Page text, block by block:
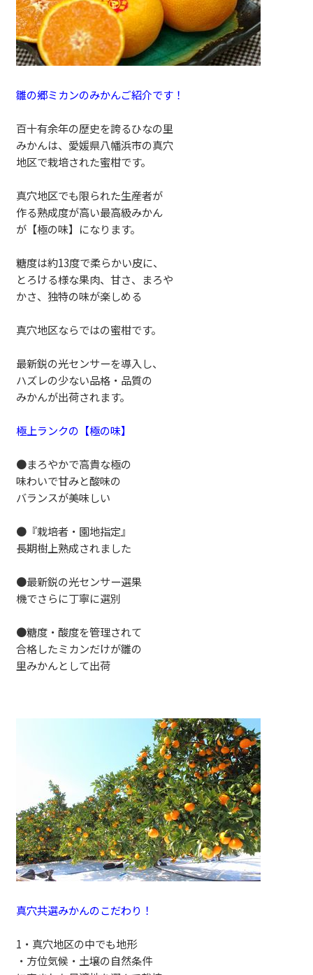
雛の郷ミカンのみかんご紹介です！
百十有余年の歴史を誇るひなの里
みかんは、愛媛県八幡浜市の真穴
地区で栽培された蜜柑です。
真穴地区でも限られた生産者が
作る熟成度が高い最高級みかん
が【極の味】になります。
糖度は約13度で柔らかい皮に、
とろける様な果肉、甘さ、まろや
かさ、独特の味が楽しめる
真穴地区ならではの蜜柑です。
最新鋭の光センサーを導入し、
ハズレの少ない品格・品質の
みかんが出荷されます。
極上ランクの【極の味】
●まろやかで高貴な極の
味わいで甘みと酸味の
バランスが美味しい
●『栽培者・園地指定』
長期樹上熟成されました
●最新鋭の光センサー選果
機でさらに丁寧に選別
●糖度・酸度を管理されて
合格したミカンだけが雛の
里みかんとして出荷
真穴共選みかんのこだわり！
1・真穴地区の中でも地形
・方位気候・土壌の自然条件